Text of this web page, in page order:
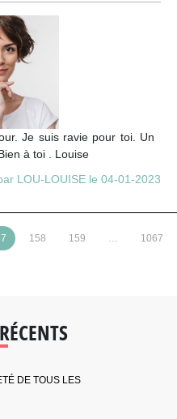
Je suis ravie pour toi. Un
à toi . Louise
LOU-LOUISE le 04-01-2023
158 159 1067
DE TOUS LES